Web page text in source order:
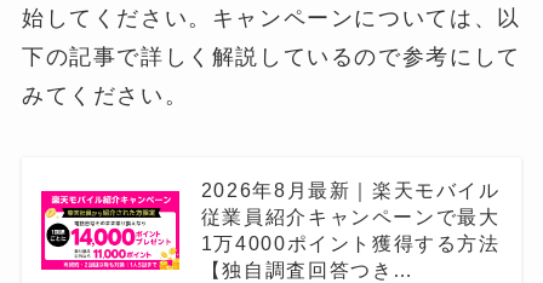
始してください。キャンペーンについては、以
下の記事で詳しく解説しているので参考にして
みてください。
2026年8月最新｜楽天モバイル
従業員紹介キャンペーンで最大
1万4000ポイント獲得する方法
【独自調査回答つき…